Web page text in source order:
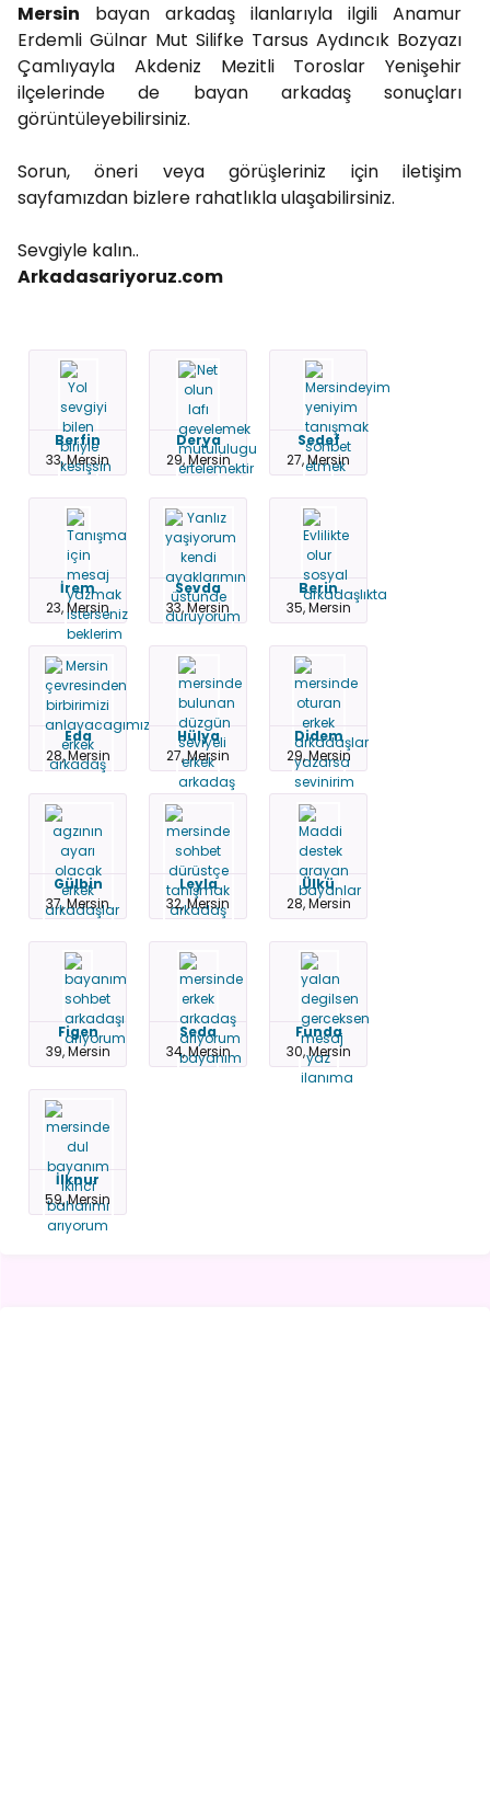
Mersin bayan arkadaş ilanlarıyla ilgili Anamur
Erdemli Gülnar Mut Silifke Tarsus Aydıncık Bozyazı
Çamlıyayla Akdeniz Mezitli Toroslar Yenişehir
ilçelerinde de bayan arkadaş sonuçları
görüntüleyebilirsiniz.
Sorun, öneri veya görüşleriniz için iletişim
sayfamızdan bizlere rahatlıkla ulaşabilirsiniz.
Sevgiyle kalın..
Arkadasariyoruz.com
Berfin
33, Mersin
Derya
29, Mersin
Sedef
27, Mersin
İrem
23, Mersin
Sevda
33, Mersin
Berin
35, Mersin
Eda
28, Mersin
Hülya
27, Mersin
Didem
29, Mersin
Gülbin
37, Mersin
Leyla
32, Mersin
Ülkü
28, Mersin
Figen
39, Mersin
Seda
34, Mersin
Funda
30, Mersin
İlknur
59, Mersin